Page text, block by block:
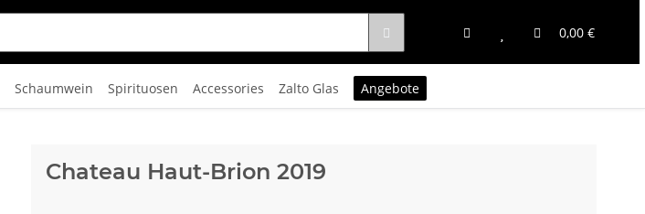
0,00 €
Schaumwein Spirituosen Accessories Zalto Glas Angebote
Chateau Haut-Brion 2019